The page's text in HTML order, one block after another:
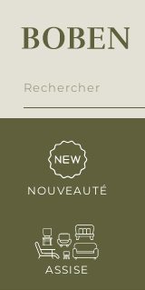
NOUVEAUTÉ
ASSISE